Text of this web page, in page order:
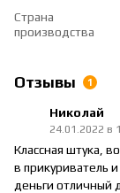
Страна
производства
Отзывы 1
Николай
24.01.2022 в
Классная штука,
в прикуриватель
деньги отличный